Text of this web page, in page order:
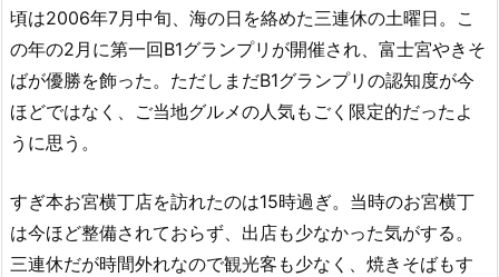
頃は2006年7月中旬、海の日を絡めた三連休の土曜日。こ
の年の2月に第一回B1グランプリが開催され、富士宮やきそ
ばが優勝を飾った。ただしまだB1グランプリの認知度が今
ほどではなく、ご当地グルメの人気もごく限定的だったよ
うに思う。
すぎ本お宮横丁店を訪れたのは15時過ぎ。当時のお宮横丁
は今ほど整備されておらず、出店も少なかった気がする。
三連休だが時間外れなので観光客も少なく、焼きそばもす